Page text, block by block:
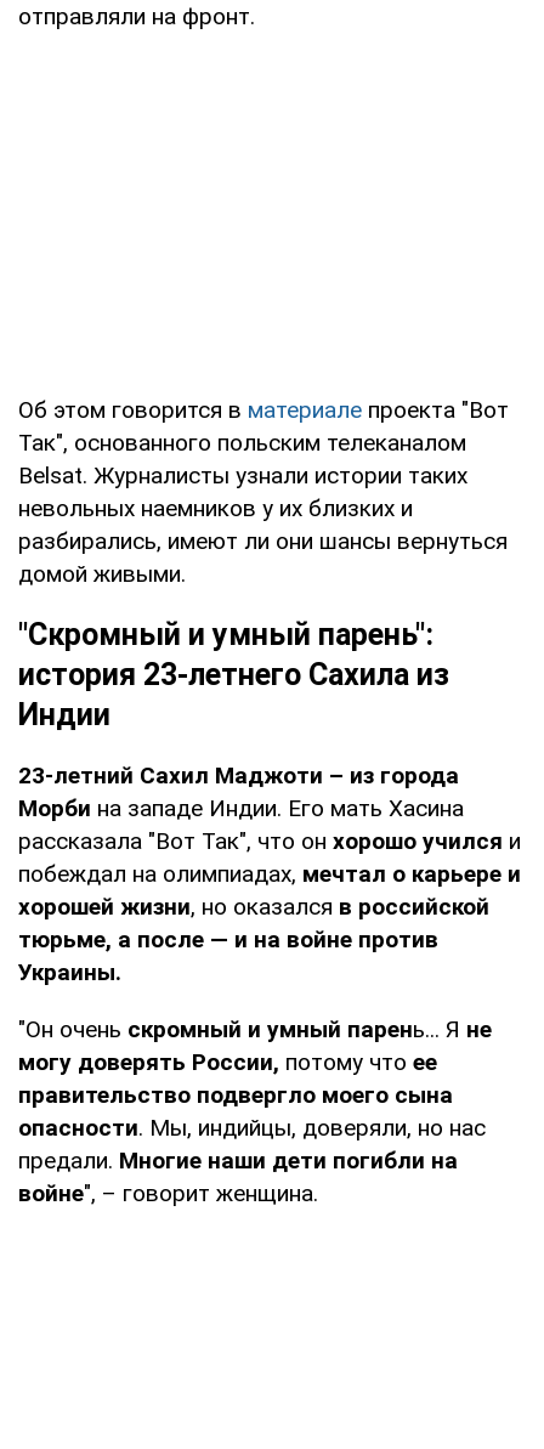
отправляли на фронт.
Об этом говорится в материале проекта "Вот
Так", основанного польским телеканалом
Belsat. Журналисты узнали истории таких
невольных наемников у их близких и
разбирались, имеют ли они шансы вернуться
домой живыми.
"Скромный и умный парень":
история 23-летнего Сахила из
Индии
23-летний Сахил Маджоти – из города
Морби на западе Индии. Его мать Хасина
рассказала "Вот Так", что он хорошо учился и
побеждал на олимпиадах, мечтал о карьере и
хорошей жизни, но оказался в российской
тюрьме, а после — и на войне против
Украины.
"Он очень скромный и умный парень... Я не
могу доверять России, потому что ее
правительство подвергло моего сына
опасности. Мы, индийцы, доверяли, но нас
предали. Многие наши дети погибли на
войне", – говорит женщина.